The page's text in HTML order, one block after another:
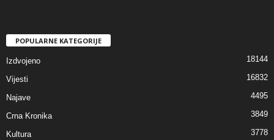
POPULARNE KATEGORIJE
Izdvojeno 18144
Vijesti 16832
Najave 4495
Crna Kronika 3849
Kultura 3778